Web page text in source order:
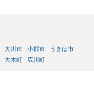
大川市 小郡市
うきは市
大木町 広川町